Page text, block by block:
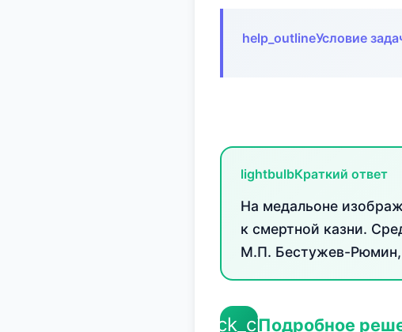
help_outlineУсловие
lightbulbКраткий ответ
На медальоне
к смертной казни.
М.П. Бестужев-Рюмин,
check_circleПодробное